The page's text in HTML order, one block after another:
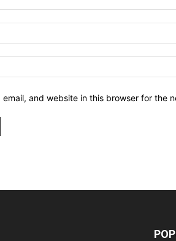
email, and website in this browser for the